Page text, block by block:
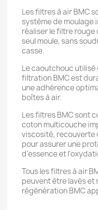
Les filtres à air BMC
système de moulage
réaliser le filtre
seul moule, sans
casse.
Le caoutchouc utilisé
filtration BMC est
une adhérence
boîtes à air.
Les filtres BMC sont
coton multicouche
viscosité, recouverte
pour assurer une
d'essence et
Tous les filtres à air
peuvent être lavés et
régénération BMC